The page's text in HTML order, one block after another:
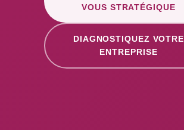
VOUS STRATÉGIQUE
DIAGNOSTIQUEZ VOTRE
ENTREPRISE